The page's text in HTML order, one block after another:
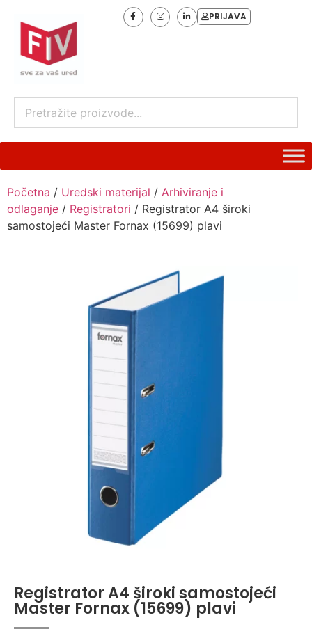
PRIJAVA
Početna / Uredski materijal / Arhiviranje i
odlaganje / Registratori / Registrator A4 široki
samostojeći Master Fornax (15699) plavi
Registrator A4 široki samostojeći
Master Fornax (15699) plavi